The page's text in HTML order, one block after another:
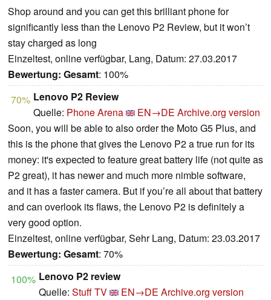
Shop around and you can get this brilliant phone for
significantly less than the Lenovo P2 Review, but it won’t
stay charged as long
Einzeltest, online verfügbar, Lang, Datum: 27.03.2017
Bewertung: Gesamt: 100%
70% Lenovo P2 Review
Quelle: Phone Arena EN→DE Archive.org version
Soon, you will be able to also order the Moto G5 Plus, and
this is the phone that gives the Lenovo P2 a true run for its
money: it's expected to feature great battery life (not quite as
P2 great), it has newer and much more nimble software,
and it has a faster camera. But if you’re all about that battery
and can overlook its flaws, the Lenovo P2 is definitely a
very good option.
Einzeltest, online verfügbar, Sehr Lang, Datum: 23.03.2017
Bewertung: Gesamt: 70%
100% Lenovo P2 review
Quelle: Stuff TV EN→DE Archive.org version